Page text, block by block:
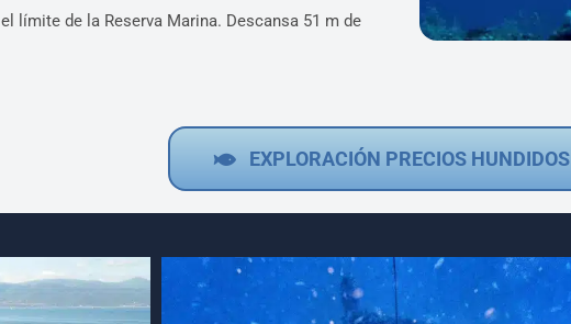
límite de la Reserva Marina. Descansa 51 m de
EXPLORACIÓN PRECIOS HUNDIDOS